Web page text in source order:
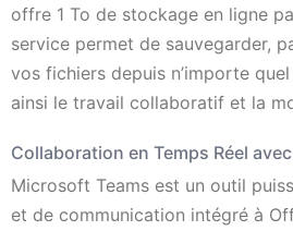
offre 1 To de stockage en ligne
service permet de sauvegarder,
vos fichiers depuis n’importe
ainsi le travail collaboratif et la
Collaboration en Temps Réel
Microsoft Teams est un outil
et de communication intégré à